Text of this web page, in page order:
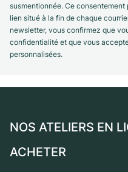
susmentionnée. Ce
lien situé à la fin de chaque
newsletter, vous confirmez que
confidentialité et que vous
personnalisées.
NOS ATELIERS EN
Allemagne
ACHETER